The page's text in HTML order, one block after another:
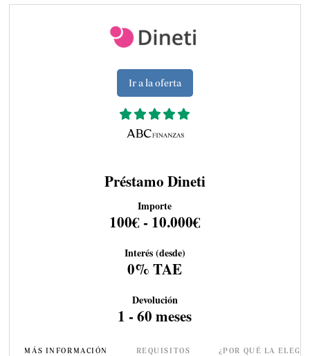
Ir a la oferta
Préstamo Dineti
Importe
100€ - 10.000€
Interés (desde)
0% TAE
Devolución
1 - 60 meses
MÁS INFORMACIÓN REQUISITOS ¿POR QUÉ LA